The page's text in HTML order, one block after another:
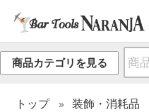
商品カテゴリを見る
トップ 装飾・消耗品